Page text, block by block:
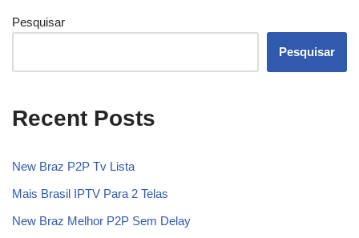
Pesquisar
Pesquisar
Recent Posts
New Braz P2P Tv Lista
Mais Brasil IPTV Para 2 Telas
New Braz Melhor P2P Sem Delay